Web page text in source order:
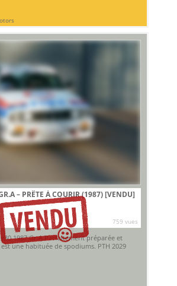
– PRÊTE À COURIR (1987)[VENDU]
759 vues
1987 Gr.A.Parfaitement préparée et
une habituée de spodiums. PTH 2029